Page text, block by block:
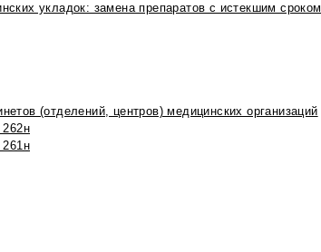
укладок: замена препаратов с истекшим сроком
(отделений, центров) медицинских организаций
262н
261н